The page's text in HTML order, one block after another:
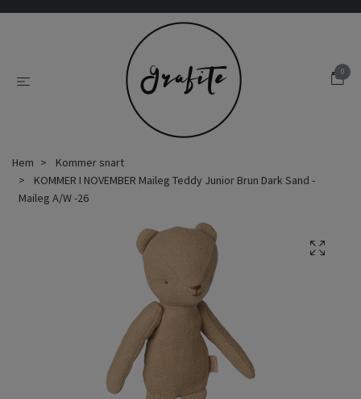
0
Hem
Kommer snart
KOMMER I NOVEMBER Maileg Teddy Junior Brun Dark Sand -
Maileg A/W -26